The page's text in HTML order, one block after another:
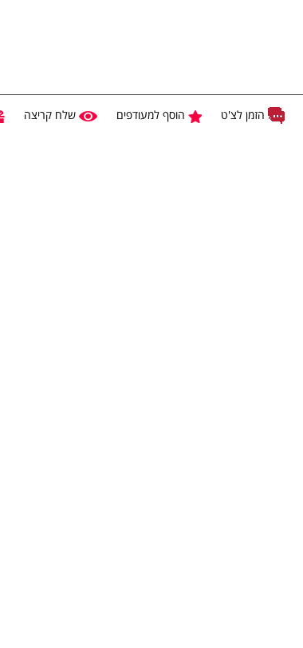
הזמן לצ'ט הוסף למעודפים שלח קריצה